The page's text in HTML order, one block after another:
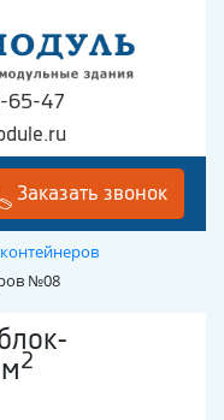
65-47
Заказать звонок
№08
2